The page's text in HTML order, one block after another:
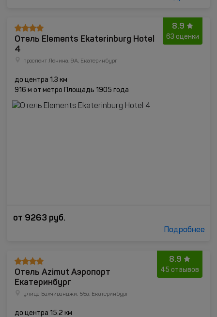
8.9
63 оценки
Отель Elements Ekaterinburg Hotel
4
проспект Ленина, 9A, Екатеринбург
до центра 1.3 км
916 м от метро Площадь 1905 года
от 9263 руб.
Подробнее
8.9
45 отзывов
Отель Azimut Аэропорт
Екатеринбург
улица Бахчиванджи, 55а, Екатеринбург
до центра 15.2 км